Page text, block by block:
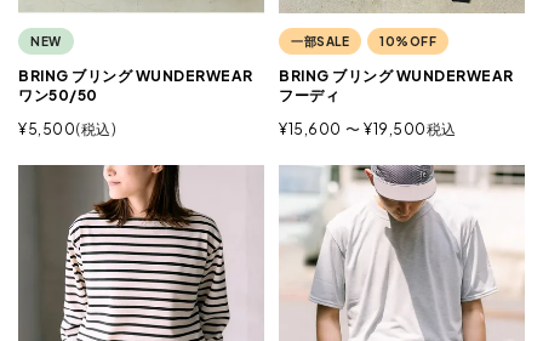
NEW
BRING ブリング WUNDERWEAR
ワン50/50
¥5,500 税込
一部SALE 10%OFF
BRING ブリング WUNDERWEAR
フーディ
¥15,600 〜 ¥19,500税込